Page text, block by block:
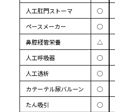
人工肛門ストーマ
◯
ペースメーカー
◯
鼻腔経管栄養
△
人工呼吸器
◯
人工透析
◯
カテーテル尿バルーン
◯
たん吸引
◯